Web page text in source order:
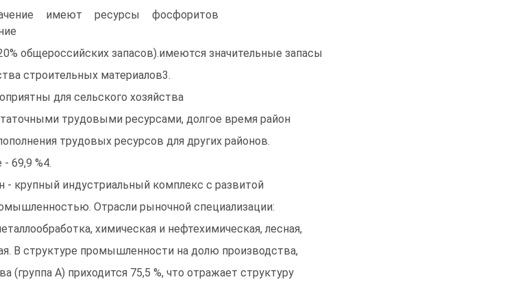
имеют ресурсы фосфоритов
общероссийских запасов).имеются значительные запасы
строительных материалов3.
для сельского хозяйства
трудовыми ресурсами, долгое время район
трудовых ресурсов для других районов.
69,9 %4.
- крупный индустриальный комплекс с развитой
Отрасли рыночной специализации:
химическая и нефтехимическая, лесная,
В структуре промышленности на долю производства,
(группа А) приходится 75,5 %, что отражает структуру